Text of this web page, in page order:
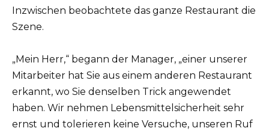
Inzwischen beobachtete das ganze Restaurant die
Szene.
„Mein Herr,“ begann der Manager, „einer unserer
Mitarbeiter hat Sie aus einem anderen Restaurant
erkannt, wo Sie denselben Trick angewendet
haben. Wir nehmen Lebensmittelsicherheit sehr
ernst und tolerieren keine Versuche, unseren Ruf